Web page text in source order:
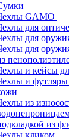
GAMO
для
для
для
и кейсы
и футляры
из
из
кликом